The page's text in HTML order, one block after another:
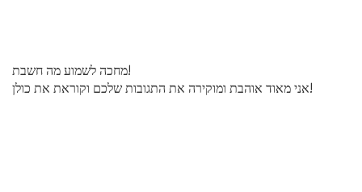
מחכה לשמוע מה חשבת!
אני מאוד אוהבת ומוקירה את התגובות שלכם וקוראת את כולן!